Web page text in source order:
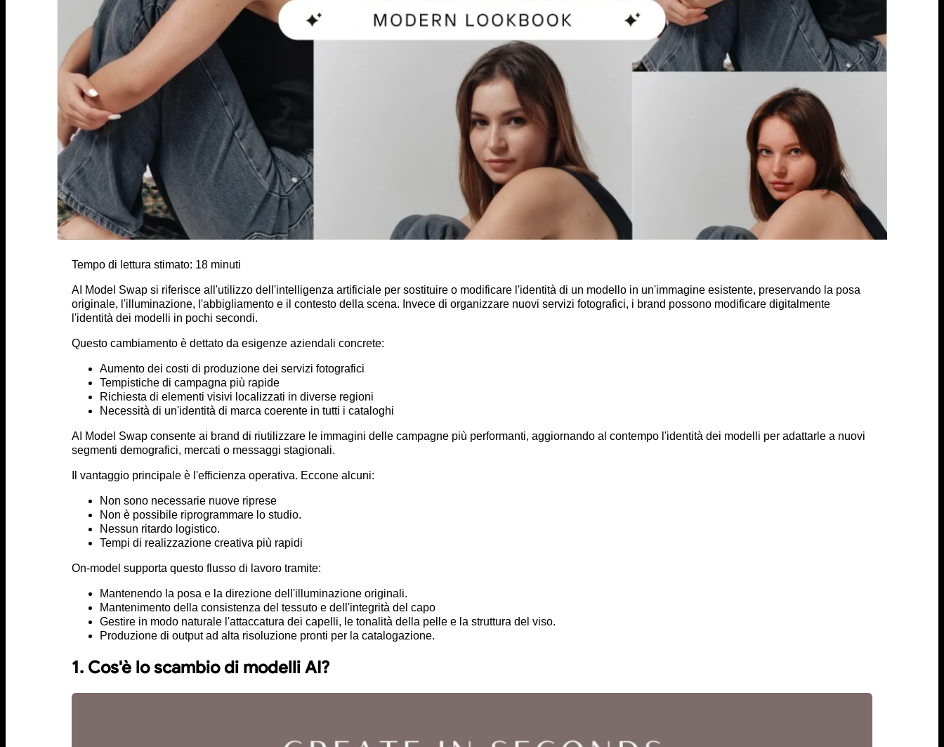
Tempo di lettura stimato: 18 minuti
AI Model Swap si riferisce all'utilizzo dell'intelligenza artificiale per sostituire o modificare l'identità di un modello in un'immagine esistente, preservando la posa
originale, l'illuminazione, l'abbigliamento e il contesto della scena. Invece di organizzare nuovi servizi fotografici, i brand possono modificare digitalmente
l'identità dei modelli in pochi secondi.
Questo cambiamento è dettato da esigenze aziendali concrete:
Aumento dei costi di produzione dei servizi fotografici
Tempistiche di campagna più rapide
Richiesta di elementi visivi localizzati in diverse regioni
Necessità di un'identità di marca coerente in tutti i cataloghi
AI Model Swap consente ai brand di riutilizzare le immagini delle campagne più performanti, aggiornando al contempo l'identità dei modelli per adattarle a nuovi
segmenti demografici, mercati o messaggi stagionali.
Il vantaggio principale è l'efficienza operativa. Eccone alcuni:
Non sono necessarie nuove riprese
Non è possibile riprogrammare lo studio.
Nessun ritardo logistico.
Tempi di realizzazione creativa più rapidi
On-model supporta questo flusso di lavoro tramite:
Mantenendo la posa e la direzione dell'illuminazione originali.
Mantenimento della consistenza del tessuto e dell'integrità del capo
Gestire in modo naturale l'attaccatura dei capelli, le tonalità della pelle e la struttura del viso.
Produzione di output ad alta risoluzione pronti per la catalogazione.
1. Cos'è lo scambio di modelli AI?